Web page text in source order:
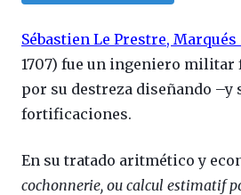
Sébastien Le Prestre, Marqués
1707) fue un ingeniero militar
por su destreza diseñando –y
fortificaciones.
En su tratado aritmético y
cochonnerie, ou calcul estimatif